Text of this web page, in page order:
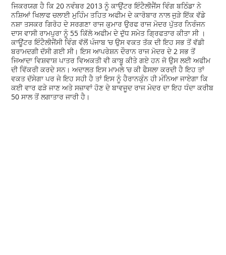
ਜਿਕਰਯਗ ਹੈ ਕਿ 20 ਨਵੰਬਰ 2013 ਨੂੰ ਕਾਉਂਟਰ ਇੰਟੈਲੀਜੈਂਸ ਵਿੰਗ ਬਠਿੰਡਾ ਨੇ
ਨਸ਼ਿਆਂ ਖਿਲਾਫ ਚਲਾਈ ਮੁਹਿੰਮ ਤਹਿਤ ਅਫੀਮ ਦੇ ਕਾਰੋਬਾਰ ਨਾਲ ਜੁੜੇ ਇੱਕ ਵੱਡੇ
ਨਸ਼ਾ ਤਸਕਰ ਗਿਰੋਹ ਦੇ ਸਰਗਣਾ ਰਾਜ ਕੁਮਾਰ ਉਰਫ ਰਾਜ ਮੋਦਰ ਪੁੱਤਰ ਨਿਰੰਜਨ
ਦਾਸ ਵਾਸੀ ਰਾਮਪੁਰਾ ਨੂੰ 55 ਕਿੱਲੋ ਅਫੀਮ ਦੇ ਦੁੱਧ ਸਮੇਤ ਗ੍ਰਿਫਤਾਰ ਕੀਤਾ ਸੀ ।
ਕਾਊਂਟਰ ਇੰਟੈਲੀਜੈਂਸੀ ਵਿੰਗ ਵੱਲੋਂ ਪੰਜਾਬ ’ਚ ਉਸ ਵਕਤ ਤੱਕ ਦੀ ਇਹ ਸਭ ਤੋਂ ਵੱਡੀ
ਬਰਾਮਦਗੀ ਦੱਸੀ ਗਈ ਸੀ। ਇਸ ਆਪਰੇਸ਼ਨ ਦੌਰਾਨ ਰਾਜ ਮੋਦਰ ਦੇ 2 ਸਭ ਤੋਂ
ਜਿਆਦਾ ਵਿਸ਼ਵਾਸ਼ ਪਾਤਰ ਵਿਅਕਤੀ ਵੀ ਕਾਬੂ ਕੀਤੇ ਗਏ ਹਨ ਜੋ ਉਸ ਲਈ ਅਫੀਮ
ਦੀ ਵਿੱਕਰੀ ਕਰਦੇ ਸਨ। ਅਦਾਲਤ ਇਸ ਮਾਮਲੇ ’ਚ ਕੀ ਫੈਸਲਾ ਕਰਦੀ ਹੈ ਇਹ ਤਾਂ
ਵਕਤ ਦੱਸੇਗਾ ਪਰ ਜੇ ਇਹ ਸਹੀ ਹੈ ਤਾਂ ਇਸ ਨੂੰ ਹੈਰਾਨਕੁੰਨ ਹੀ ਮੰਨਿਆ ਜਾਏਗਾ ਕਿ
ਕਈ ਵਾਰ ਫੜੇ ਜਾਣ ਅਤੇ ਸਜ਼ਾਵਾਂ ਹੋਣ ਦੇ ਬਾਵਜੂਦ ਰਾਜ ਮੋਦਰ ਦਾ ਇਹ ਧੰਦਾ ਕਰੀਬ
50 ਸਾਲ ਤੋਂ ਲਗਾਤਾਰ ਜਾਰੀ ਹੈ।